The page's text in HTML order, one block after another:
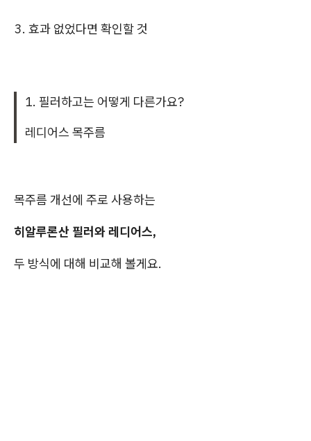
3. 효과 없었다면 확인할 것
1. 필러하고는 어떻게 다른가요?
레디어스 목주름
목주름 개선에 주로 사용하는
히알루론산 필러와 레디어스,
두 방식에 대해 비교해 볼게요.